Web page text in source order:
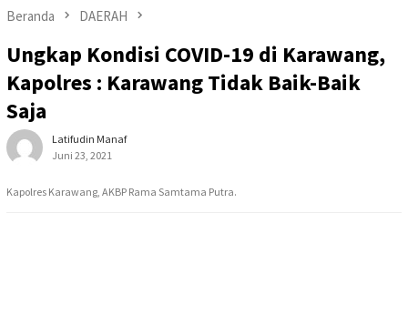
Beranda DAERAH
Ungkap Kondisi COVID-19 di Karawang,
Kapolres : Karawang Tidak Baik-Baik
Saja
Latifudin Manaf
Juni 23, 2021
Kapolres Karawang, AKBP Rama Samtama Putra.